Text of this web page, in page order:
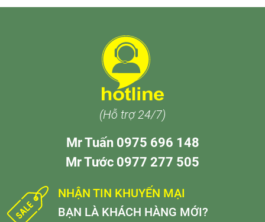
(Hỗ trợ 24/7)
Mr Tuấn 0975 696 148
Mr Tước 0977 277 505
NHẬN TIN KHUYẾN MẠI
BẠN LÀ KHÁCH HÀNG MỚI?